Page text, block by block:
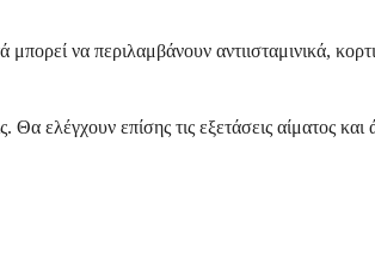
να περιλαμβάνουν αντιισταμινικά,
ελέγχουν επίσης τις εξετάσεις αίματος και